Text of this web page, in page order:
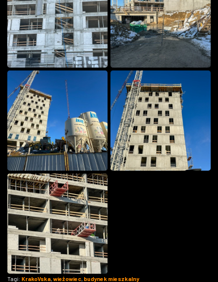
Tagi: KrakoVska, wieżowiec, budynek mieszkalny